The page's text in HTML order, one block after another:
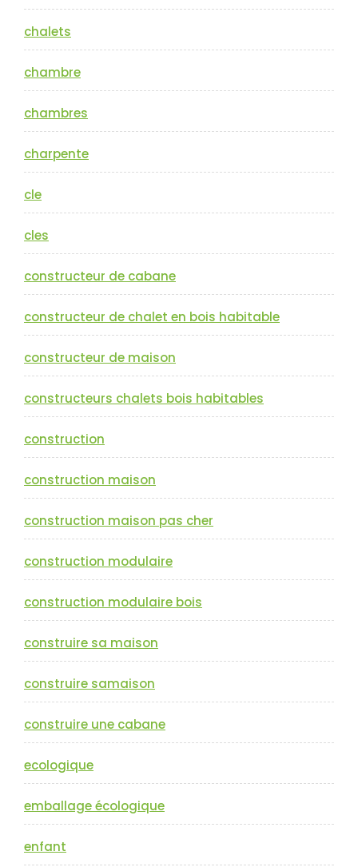
chalets
chambre
chambres
charpente
cle
cles
constructeur de cabane
constructeur de chalet en bois habitable
constructeur de maison
constructeurs chalets bois habitables
construction
construction maison
construction maison pas cher
construction modulaire
construction modulaire bois
construire sa maison
construire samaison
construire une cabane
ecologique
emballage écologique
enfant